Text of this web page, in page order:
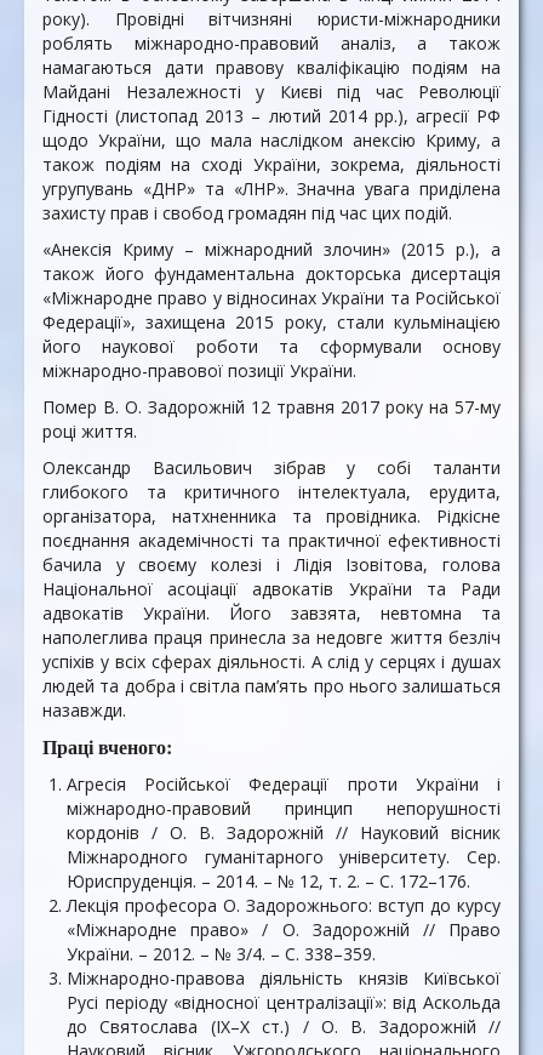
року). Провідні вітчизняні юристи-міжнародники
роблять міжнародно-правовий аналіз, а також
намагаються дати правову кваліфікацію подіям на
Майдані Незалежності у Києві під час Революції
Гідності (листопад 2013 – лютий 2014 рр.), агресії РФ
щодо України, що мала наслідком анексію Криму, а
також подіям на сході України, зокрема, діяльності
угрупувань «ДНР» та «ЛНР». Значна увага приділена
захисту прав і свобод громадян під час цих подій.
«Анексія Криму – міжнародний злочин» (2015 р.), а
також його фундаментальна докторська дисертація
«Міжнародне право у відносинах України та Російської
Федерації», захищена 2015 року, стали кульмінацією
його наукової роботи та сформували основу
міжнародно-правової позиції України.
Помер В. О. Задорожній 12 травня 2017 року на 57-му
році життя.
Олександр Васильович зібрав у собі таланти
глибокого та критичного інтелектуала, ерудита,
організатора, натхненника та провідника. Рідкісне
поєднання академічності та практичної ефективності
бачила у своєму колезі і Лідія Ізовітова, голова
Національної асоціації адвокатів України та Ради
адвокатів України. Його завзята, невтомна та
наполеглива праця принесла за недовге життя безліч
успіхів у всіх сферах діяльності. А слід у серцях і душах
людей та добра і світла пам’ять про нього залишаться
назавжди.
Праці вченого:
Агресія Російської Федерації проти України і
міжнародно-правовий принцип непорушності
кордонів / О. В. Задорожній // Науковий вісник
Міжнародного гуманітарного університету. Сер.
Юриспруденція. – 2014. – № 12, т. 2. – С. 172–176.
Лекція професора О. Задорожнього: вступ до курсу
«Міжнародне право» / О. Задорожній // Право
України. – 2012. – № 3/4. – С. 338–359.
Міжнародно-правова діяльність князів Київської
Русі періоду «відносної централізації»: від Аскольда
до Святослава (IX–X ст.) / О. В. Задорожній //